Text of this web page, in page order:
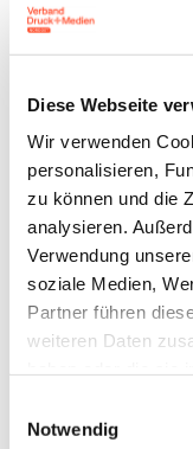
Diese Webseite
Wir verwenden
personalisieren,
zu können und die
analysieren.
Verwendung
soziale Medien,
Partner führen
weiteren Daten
Notwendig
X
Natives
E-
Mail
Drucker
Die Mail Druck +
externen Coach